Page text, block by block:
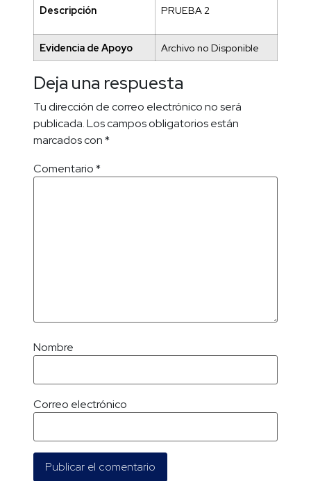
Descripción
PRUEBA 2
Evidencia de Apoyo Archivo no Disponible
Deja una respuesta
Tu dirección de correo electrónico no será
publicada.Los campos obligatorios están
marcados con*
Comentario*
Nombre
Correo electrónico